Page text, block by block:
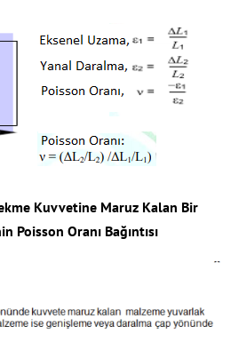
Kuvvetine Maruz Kalan Bir
Poisson Oranı Bağıntısı